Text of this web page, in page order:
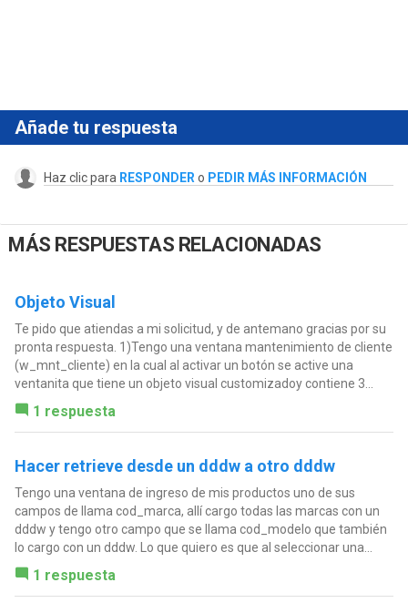
Añade tu respuesta
Haz clic para RESPONDER o PEDIR MÁS INFORMACIÓN
MÁS RESPUESTAS RELACIONADAS
Objeto Visual
Te pido que atiendas a mi solicitud, y de antemano gracias por su
pronta respuesta. 1)Tengo una ventana mantenimiento de cliente
(w_mnt_cliente) en la cual al activar un botón se active una
ventanita que tiene un objeto visual customizadoy contiene 3...
1 respuesta
Hacer retrieve desde un dddw a otro dddw
Tengo una ventana de ingreso de mis productos uno de sus
campos de llama cod_marca, allí cargo todas las marcas con un
dddw y tengo otro campo que se llama cod_modelo que también
lo cargo con un dddw. Lo que quiero es que al seleccionar una...
1 respuesta